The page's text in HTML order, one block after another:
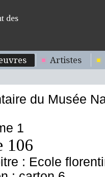
des
Artistes
du Musée
1
106
: Ecole